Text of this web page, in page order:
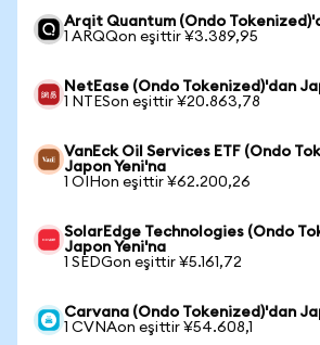
Arqit Quantum (Ondo
1 ARQQon eşittir ¥3.389,95
NetEase (Ondo Tokenized)'dan
1 NTESon eşittir ¥20.863,78
VanEck Oil Services ETF (Ondo
Japon Yeni'na
1 OIHon eşittir ¥62.200,26
SolarEdge Technologies (Ondo
Japon Yeni'na
1 SEDGon eşittir ¥5.161,72
Carvana (Ondo Tokenized)'dan
1 CVNAon eşittir ¥54.608,1